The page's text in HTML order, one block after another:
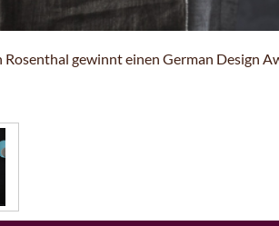
Rosenthal gewinnt einen German Design